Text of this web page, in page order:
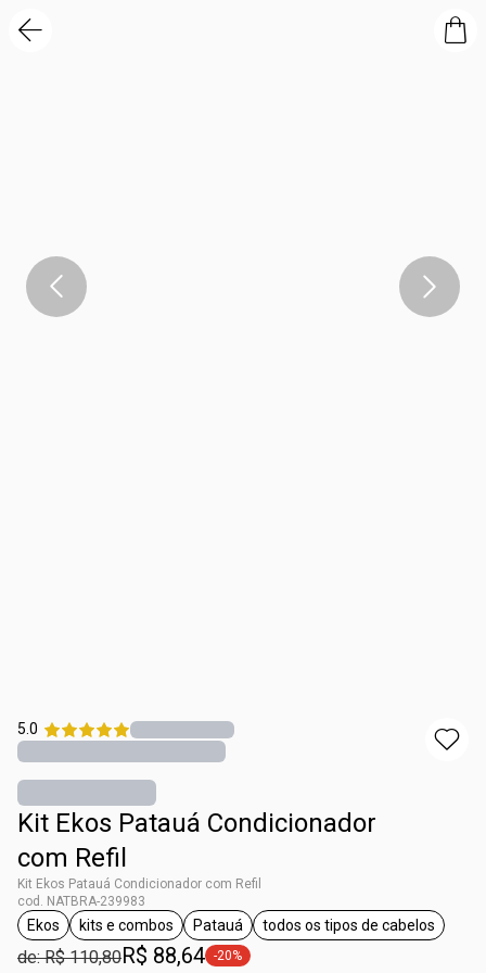
5.0
Kit Ekos Patauá Condicionador
com Refil
Kit Ekos Patauá Condicionador com Refil
cod. NATBRA-239983
etiqueta Ekos
Ekos
etiqueta kits e combos
kits e combos
etiqueta Patauá
Patauá
etiqueta todos os
todos os tipos de cabelos
de: R$ 110,80R$ 88,64 etiqueta -20%
-20%